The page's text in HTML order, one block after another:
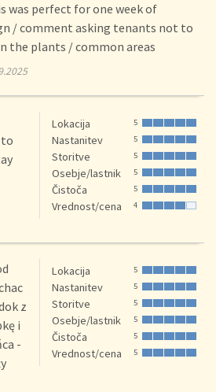
was perfect for one week of
/ comment asking tenants not to
the plants / common areas
Lokacija 5
Nastanitev 5
Storitve 5
Osebje/lastnik 5
Čistoča 5
Vrednost/cena 4
Lokacija 5
Nastanitev 5
Storitve 5
Osebje/lastnik 5
Čistoča 5
Vrednost/cena 5
z
i
-